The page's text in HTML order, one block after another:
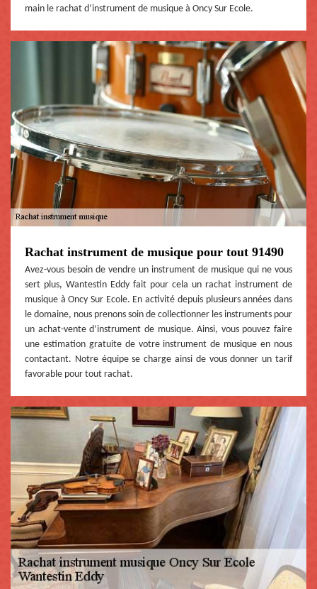
main le rachat d’instrument de musique à Oncy Sur Ecole.
Rachat instrument de musique pour tout 91490
Avez-vous besoin de vendre un instrument de musique qui ne vous
sert plus, Wantestin Eddy fait pour cela un rachat instrument de
musique à Oncy Sur Ecole. En activité depuis plusieurs années dans
le domaine, nous prenons soin de collectionner les instruments pour
un achat-vente d’instrument de musique. Ainsi, vous pouvez faire
une estimation gratuite de votre instrument de musique en nous
contactant. Notre équipe se charge ainsi de vous donner un tarif
favorable pour tout rachat.